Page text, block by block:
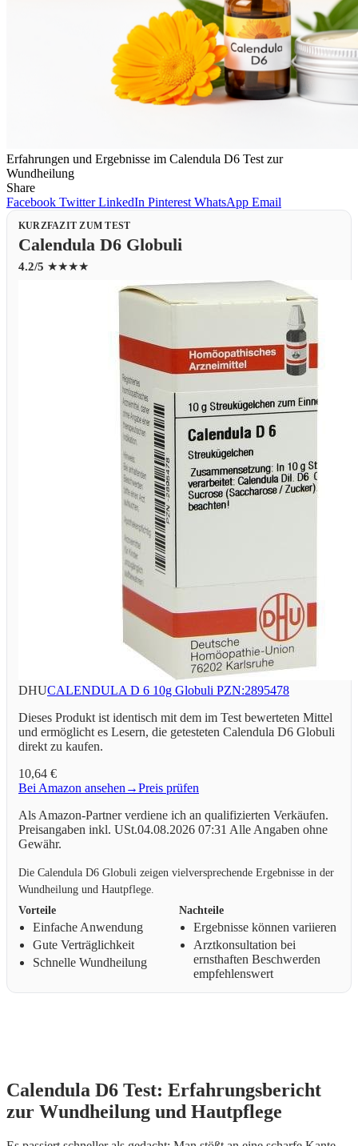
Erfahrungen und Ergebnisse im Calendula D6 Test zur
Wundheilung
Share
Facebook Twitter LinkedIn Pinterest WhatsApp Email
KURZFAZIT ZUM TEST
Calendula D6 Globuli
4.2/5 ★★★★
DHUCALENDULA D 6 10g Globuli PZN:2895478
Dieses Produkt ist identisch mit dem im Test bewerteten Mittel
und ermöglicht es Lesern, die getesteten Calendula D6 Globuli
direkt zu kaufen.
10,64 €
Bei Amazon ansehen →Preis prüfen
Als Amazon-Partner verdiene ich an qualifizierten Verkäufen.
Preisangaben inkl. USt.04.08.2026 07:31 Alle Angaben ohne
Gewähr.
Die Calendula D6 Globuli zeigen vielversprechende Ergebnisse in der
Wundheilung und Hautpflege.
Vorteile
Einfache Anwendung
Gute Verträglichkeit
Schnelle Wundheilung
Nachteile
Ergebnisse können variieren
Arztkonsultation bei
ernsthaften Beschwerden
empfehlenswert
Calendula D6 Test: Erfahrungsbericht
zur Wundheilung und Hautpflege